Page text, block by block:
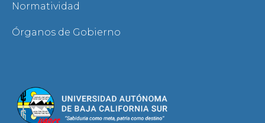
Normatividad
Órganos de Gobierno